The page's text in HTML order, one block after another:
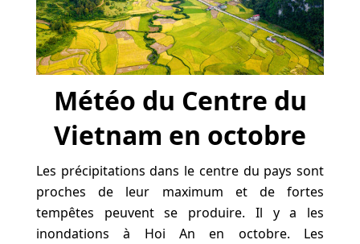
Météo du Centre du
Vietnam en octobre
Les précipitations dans le centre du pays sont
proches de leur maximum et de fortes
tempêtes peuvent se produire. Il y a les
inondations à Hoi An en octobre. Les